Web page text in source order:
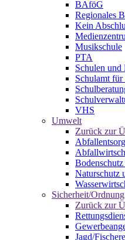
BAföG
Regionales
Kein
Musikschule
PTA
Schulen und
Schulamt
VHS
Umwelt
Zurück zur
Naturschutz
Sicherheit/Ordnung
Zurück zur
Jagd/